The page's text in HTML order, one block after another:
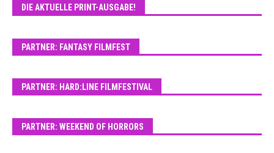
DIE AKTUELLE PRINT-AUSGABE!
PARTNER: FANTASY FILMFEST
PARTNER: HARD:LINE FILMFESTIVAL
PARTNER: WEEKEND OF HORRORS